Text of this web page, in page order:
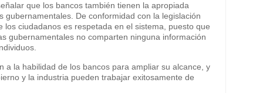
que los bancos también tienen la apropiada
gubernamentales. De conformidad con la legislación
ciudadanos es respetada en el sistema, puesto que
gubernamentales no comparten ninguna información
a la habilidad de los bancos para ampliar su alcance, y
y la industria pueden trabajar exitosamente de